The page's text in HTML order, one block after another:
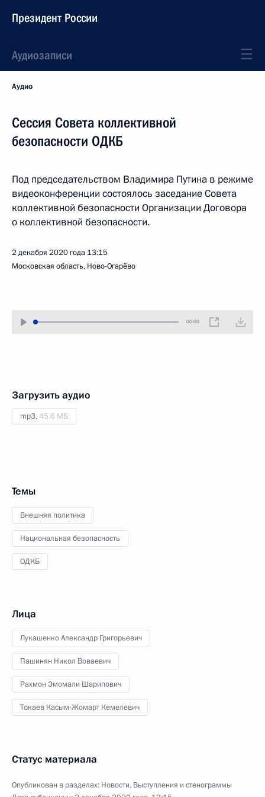
Президент России
Аудиозаписи
Аудио
Сессия Совета коллективной
безопасности ОДКБ
Под председательством Владимира Путина в режиме
видеоконференции состоялось заседание Совета
коллективной безопасности Организации Договора
о коллективной безопасности.
2 декабря 2020 года 13:15
Московская область, Ново-Огарёво
00:00
Загрузить аудио
mp3,45.6 МБ
Темы
Внешняя политика
Национальная безопасность
ОДКБ
Лица
Лукашенко Александр Григорьевич
Пашинян Никол Воваевич
Рахмон Эмомали Шарипович
Токаев Касым-Жомарт Кемелевич
Статус материала
Опубликован в разделах: Новости, Выступления и стенограммы